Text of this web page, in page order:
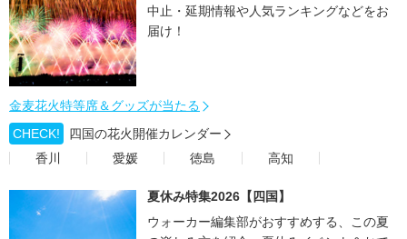
中止・延期情報や人気ランキングなどをお
届け！
金麦花火特等席＆グッズが当たる
CHECK!
四国の花火開催カレンダー
香川
愛媛 徳島 高知
夏休み特集2026【四国】
ウォーカー編集部がおすすめする、この夏